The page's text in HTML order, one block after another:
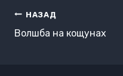
Навигация
по
НАЗАД
Волшба на кощунах